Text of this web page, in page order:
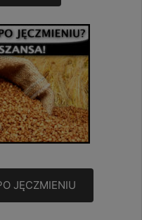
JĘCZMIENIU